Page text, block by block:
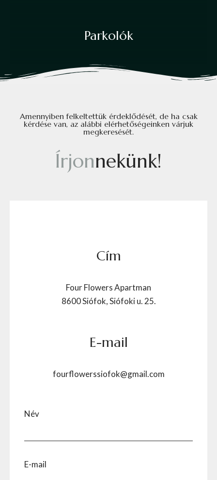
Parkolók
Amennyiben felkeltettük érdeklődését, de ha csak
kérdése van, az alábbi elérhetőségeinken várjuk
megkeresését.
Írjonnekünk!
Cím
Four Flowers Apartman
8600 Siófok, Siófoki u. 25.
E-mail
fourflowerssiofok@gmail.com
Név
E-mail